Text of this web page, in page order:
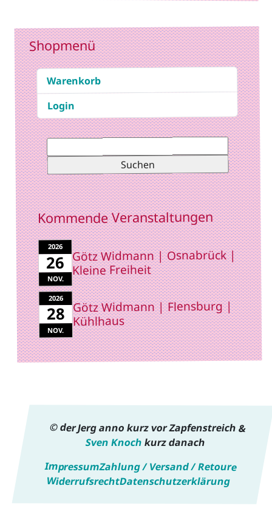
Shopmenü
Warenkorb
Login
Suchen
nach:
Kommende Veranstaltungen
2026
26
NOV.
Götz Widmann | Osnabrück |
Kleine Freiheit
2026
28
NOV.
Götz Widmann | Flensburg |
Kühlhaus
© der Jerg anno kurz vor Zapfenstreich &
Sven Knochkurz danach
ImpressumZahlung / Versand / Retoure
WiderrufsrechtDatenschutzerklärung